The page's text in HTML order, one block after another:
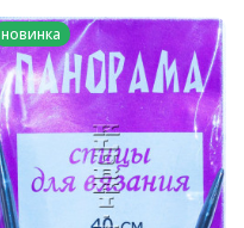
новинка